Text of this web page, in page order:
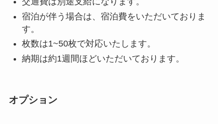
宿泊が伴う場合は、宿泊費をいただいておりま
す。
枚数は1~50枚で対応いたします。
納期は約1週間ほどいただいております。
オプション